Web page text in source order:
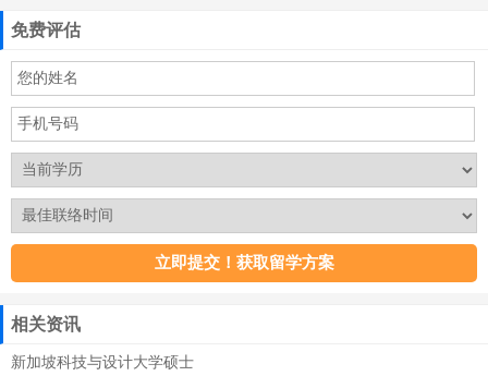
免费评估
相关资讯
新加坡科技与设计大学硕士